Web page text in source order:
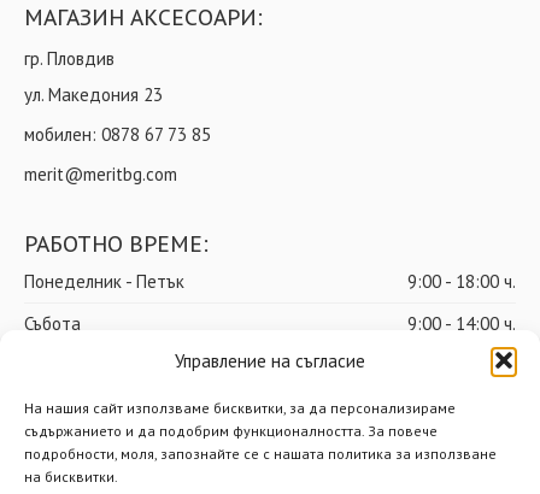
Управление на съгласие
На нашия сайт използваме бисквитки, за да персонализираме
съдържанието и да подобрим функционалността. За повече
подробности, моля, запознайте се с нашата политика за използване
на бисквитки.
МАГАЗИН АКСЕСОАРИ:
гр. Пловдив
ул. Македония 23
мобилен: 0878 67 73 85
merit@meritbg.com
РАБОТНО ВРЕМЕ:
Понеделник - Петък
9:00 - 18:00 ч.
Събота
9:00 - 14:00 ч.
почивен ден
© Мерит ООД – Всички права запазени